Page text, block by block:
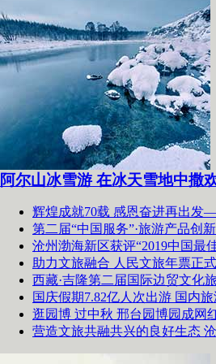
阿尔山冰雪游 在冰天雪地中撒
辉煌成就70载 感恩奋进再出
第二届“中国服务”·旅游产品创
沧州渤海新区获评“2019中国最
助力文旅融合 人民文旅年票正
西藏·吉隆第二届国际边贸文化
国庆假期7.82亿人次出游 国内
逛园博 过中秋 邢台园博园成网
营造文旅共融共兴的良好生态